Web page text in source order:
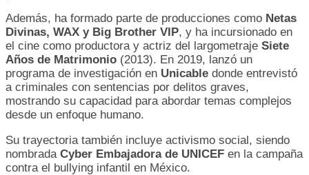
Además, ha formado parte de producciones como Netas
Divinas, WAX y Big Brother VIP, y ha incursionado en
el cine como productora y actriz del largometraje Siete
Años de Matrimonio (2013). En 2019, lanzó un
programa de investigación en Unicable donde entrevistó
a criminales con sentencias por delitos graves,
mostrando su capacidad para abordar temas complejos
desde un enfoque humano.
Su trayectoria también incluye activismo social, siendo
nombrada Cyber Embajadora de UNICEF en la campaña
contra el bullying infantil en México.